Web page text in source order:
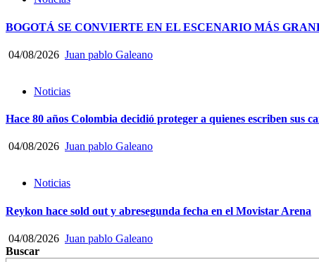
BOGOTÁ SE CONVIERTE EN EL ESCENARIO MÁS
04/08/2026 Juan pablo Galeano
Noticias
Hace 80 años Colombia decidió proteger a quienes escriben sus
04/08/2026 Juan pablo Galeano
Noticias
Reykon hace sold out y abresegunda fecha en el Movistar Arena
04/08/2026 Juan pablo Galeano
Buscar